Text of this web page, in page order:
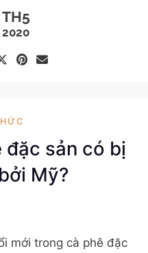
TH5
2020
đặc sản có bị
Mỹ?
mới trong cà phê đặc